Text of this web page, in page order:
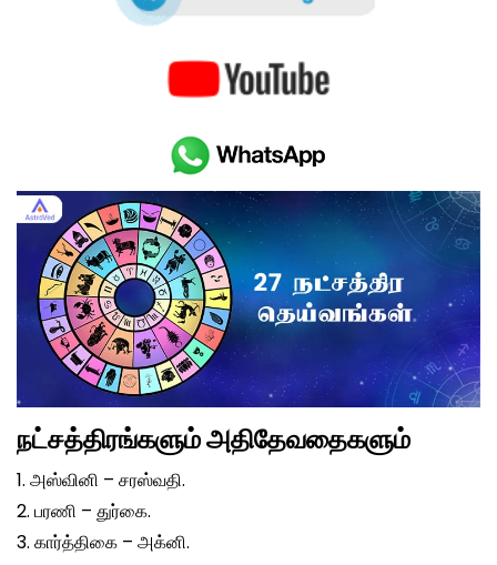
நட்சத்திரங்களும் அதிதேவதைகளும்
1. அஸ்வினி – சரஸ்வதி.
2. பரணி – துர்கை.
3. கார்த்திகை – அக்னி.